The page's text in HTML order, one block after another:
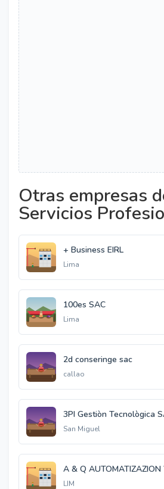
Otras empresas
Servicios
+ Business EIRL
Lima
100es SAC
Lima
2d conseringe sac
callao
3PI Gestiòn Tecnològica
San Miguel
A & Q AUTOMATIZAZION
LIM